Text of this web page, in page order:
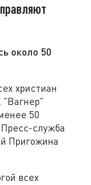
около 50
христиан
"Вагнер"
50
служба
Пригожина
всех